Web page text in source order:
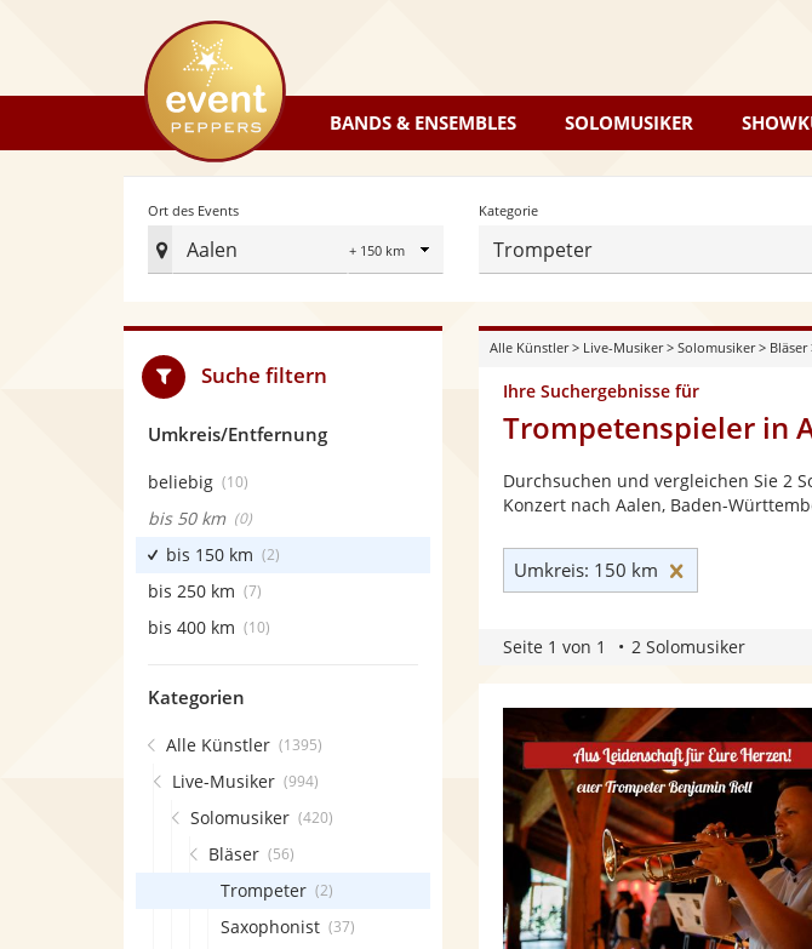
eventpeppers
BANDS & ENSEMBLES SOLOMUSIKER
Ort des Events
Aalen
Radius
Ort
Events
festlegen
Kategorie
Trompeter
Alle Künstler> Live-Musiker> Solomusiker> Bläser
Ihre Suchergebnisse für
Trompetenspieler in
Durchsuchen und vergleichen Sie 2
Konzert nach Aalen, Baden-
Umkreis: 150 km
Seite 1 von 1 2 Solomusiker
Suche filtern
Umkreis/Entfernung
beliebig (10)
bis 50 km (0)
bis 150 km (2)
bis 250 km (7)
bis 400 km (10)
Kategorien
Alle Künstler (1395)
Live-Musiker (994)
Solomusiker (420)
Bläser (56)
Trompeter (2)
Saxophonist (37)